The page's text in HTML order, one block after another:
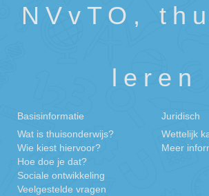
NVvTO,
leren
Basisinformatie
Wat is thuisonderwijs?
Wie kiest hiervoor?
Hoe doe je dat?
Sociale ontwikkeling
Veelgestelde vragen
Juridisch
Wettelijk
Meer